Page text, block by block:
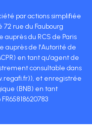
par actions simplifiée
72 rue du Faubourg
auprès du RCS de Paris
auprès de l'Autorité de
en tant qu'agent de
consultable dans
et enregistrée
(BNB) en tant